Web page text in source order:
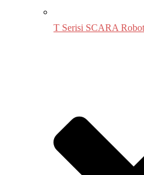
T Serisi SCARA